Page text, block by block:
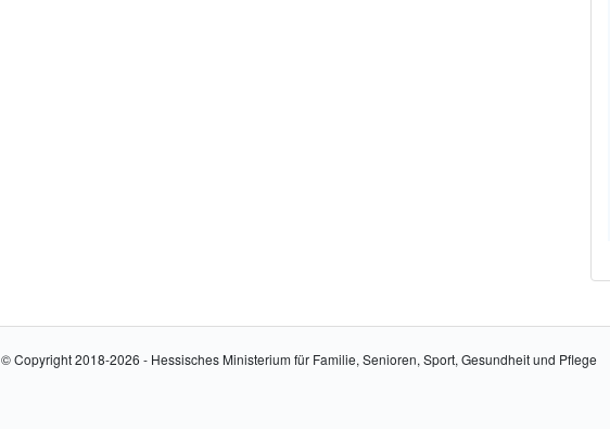
© Copyright 2018-2026 - Hessisches Ministerium für Familie, Senioren, Sport, Gesundheit und Pflege